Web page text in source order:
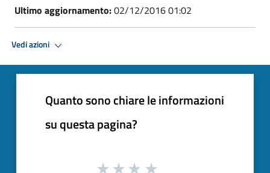
Ultimo aggiornamento:02/12/2016 01:02
Vedi azioni
Quanto sono chiare le informazioni
su questa pagina?